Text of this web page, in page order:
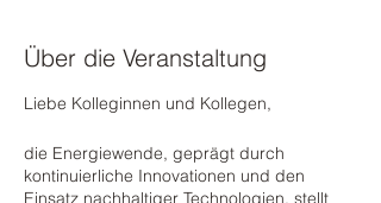
Über die Veranstaltung
Liebe Kolleginnen und Kollegen,
die Energiewende, geprägt durch
kontinuierliche Innovationen und den
Einsatz nachhaltiger Technologien, stellt